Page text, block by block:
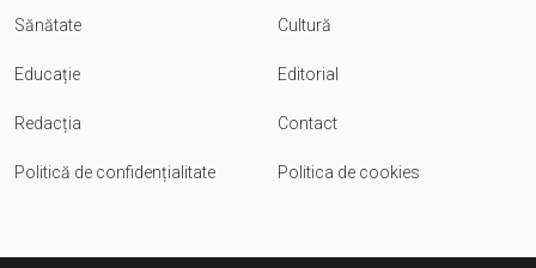
Sănătate Cultură
Educație Editorial
Redacția Contact
Politică de confidențialitate Politica de cookies